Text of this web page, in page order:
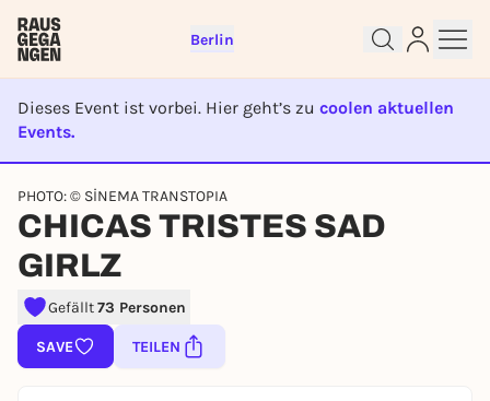
Berlin
Dieses Event ist vorbei. Hier geht’s zu coolen aktuellen
Events.
EVENT IST BEENDET
PHOTO: © SİNEMA TRANSTOPIA
CHICAS TRISTES SAD
GIRLZ
Gefällt73 Personen
SAVE TEILEN
Sign up for free and get started
right away
lotteries, you need a free Rausgegangen account.
REGISTER FOR FREE NOW
You already have an account?